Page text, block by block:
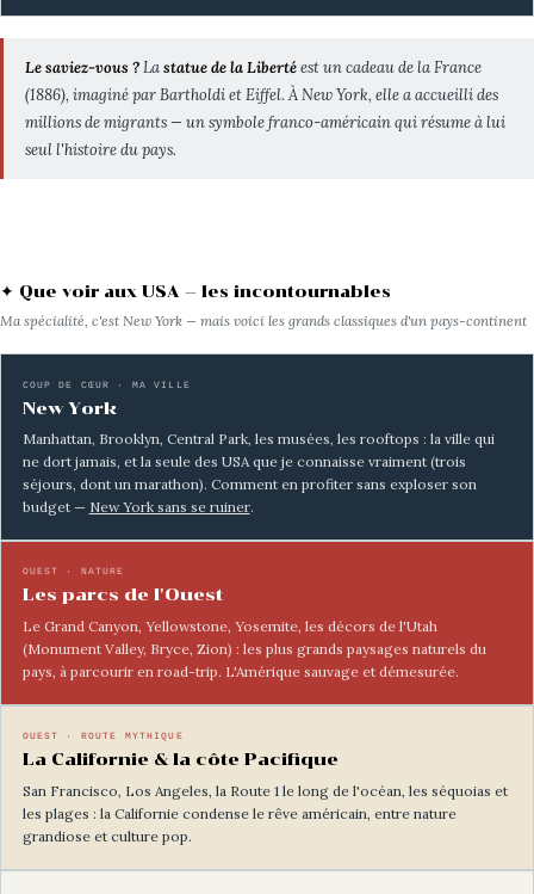
Le saviez-vous ?Lastatue de la Libertéest un cadeau de la France
(1886), imaginé par Bartholdi et Eiffel. À New York, elle a accueilli des
millions de migrants — un symbole franco-américain qui résume à lui
seul l'histoire du pays.
✦ Que voir aux USA — les incontournables
Ma spécialité, c'est New York — mais voici les grands classiques d'un pays-continent
COUP DE CŒUR · MA VILLE
New York
Manhattan, Brooklyn, Central Park, les musées, les rooftops : la ville qui
ne dort jamais, et la seule des USA que je connaisse vraiment (trois
séjours, dont un marathon). Comment en profiter sans exploser son
budget — New York sans se ruiner.
OUEST · NATURE
Les parcs de l'Ouest
Le Grand Canyon, Yellowstone, Yosemite, les décors de l'Utah
(Monument Valley, Bryce, Zion) : les plus grands paysages naturels du
pays, à parcourir en road-trip. L'Amérique sauvage et démesurée.
OUEST · ROUTE MYTHIQUE
La Californie & la côte Pacifique
San Francisco, Los Angeles, la Route 1 le long de l'océan, les séquoias et
les plages : la Californie condense le rêve américain, entre nature
grandiose et culture pop.